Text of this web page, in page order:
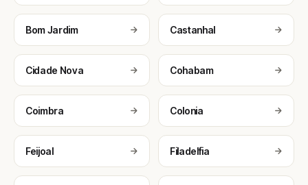
Bom Jardim Castanhal
Cidade Nova Cohabam
Coimbra Colonia
Feijoal Filadelfia